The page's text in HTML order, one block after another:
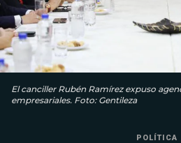
El canciller Rubén Ramírez expuso
empresariales. Foto: Gentileza
POLÍTICA